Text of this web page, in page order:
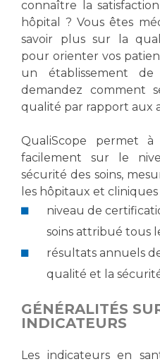
Salon des familles
Transports sanitaires
Vos droits, vos devoirs
Handicap
Handi 13
Pôle Médecine Physique
Accueil sourds et
Charte Romain Jacob
Mouvement Parcours
Activité physique
Cancer
Les structures de
Écoles et Instituts
Plateforme des
Professionnels de
Adresser un patient
Adresser un examen au
Médicale
Radiologie / Imagerie
Les pôles d'activité
Adresser un examen au
connaître la
hôpital ? Vous êtes
savoir plus sur la
pour orienter vos
un établissement
demandez comment
qualité par rapport aux
QualiScope permet à
facilement sur le
sécurité des soins,
les hôpitaux et cliniques
niveau de
soins attribué tous
résultats annuels
qualité et la
GÉNÉRALITÉS
INDICATEURS
Les indicateurs en